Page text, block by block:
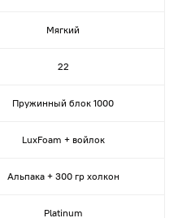
Мягкий
22
Пружинный блок 1000
LuxFoam + войлок
Альпака + 300 гр холкон
Platinum